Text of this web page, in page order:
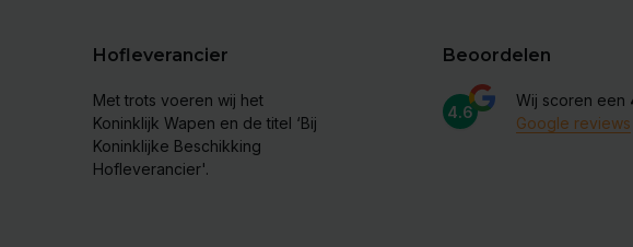
Hofleverancier
Met trots voeren wij het
Koninklijk Wapen en de titel ‘Bij
Koninklijke Beschikking
Hofleverancier'.
Beoordelen
4.6
Wij scoren een
Google reviews